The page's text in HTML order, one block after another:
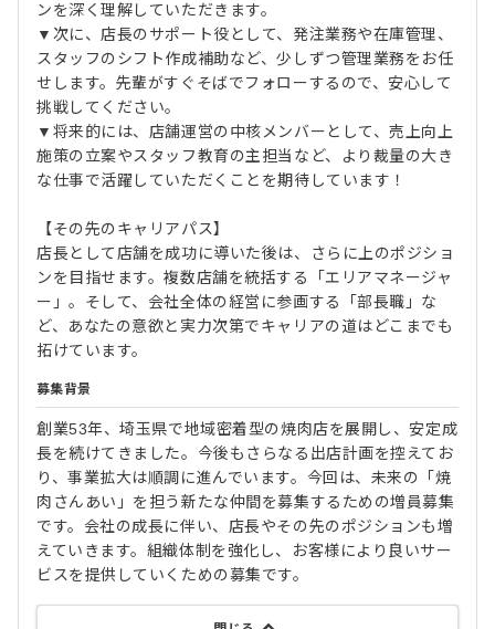
ンを深く理解していただきます。
▼次に、店長のサポート役として、発注業務や在庫管理、
スタッフのシフト作成補助など、少しずつ管理業務をお任
せします。先輩がすぐそばでフォローするので、安心して
挑戦してください。
▼将来的には、店舗運営の中核メンバーとして、売上向上
施策の立案やスタッフ教育の主担当など、より裁量の大き
な仕事で活躍していただくことを期待しています！
【その先のキャリアパス】
店長として店舗を成功に導いた後は、さらに上のポジショ
ンを目指せます。複数店舗を統括する「エリアマネージャ
ー」。そして、会社全体の経営に参画する「部長職」な
ど、あなたの意欲と実力次第でキャリアの道はどこまでも
拓けています。
募集背景
創業53年、埼玉県で地域密着型の焼肉店を展開し、安定成
長を続けてきました。今後もさらなる出店計画を控えてお
り、事業拡大は順調に進んでいます。今回は、未来の「焼
肉さんあい」を担う新たな仲間を募集するための増員募集
です。会社の成長に伴い、店長やその先のポジションも増
えていきます。組織体制を強化し、お客様により良いサー
ビスを提供していくための募集です。